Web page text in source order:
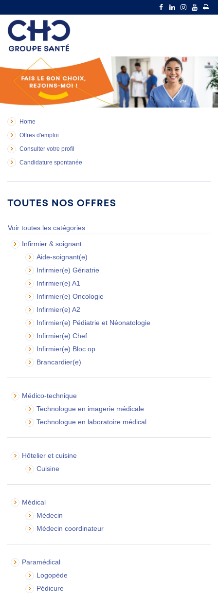
Home
Offres d'emploi
Consulter votre profil
Candidature spontanée
Toutes nos offres
Voir toutes les catégories
Infirmier & soignant
Aide-soignant(e)
Infirmier(e) Gériatrie
Infirmier(e) A1
Infirmier(e) Oncologie
Infirmier(e) A2
Infirmier(e) Pédiatrie et Néonatologie
Infirmier(e) Chef
Infirmier(e) Bloc op
Brancardier(e)
Médico-technique
Technologue en imagerie médicale
Technologue en laboratoire médical
Hôtelier et cuisine
Cuisine
Médical
Médecin
Médecin coordinateur
Paramédical
Logopède
Pédicure